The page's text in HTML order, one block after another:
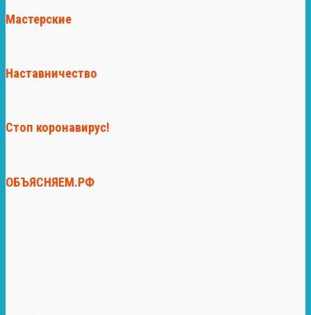
Мастерские
Наставничество
Стоп коронавирус!
ОБЪЯСНЯЕМ.РФ